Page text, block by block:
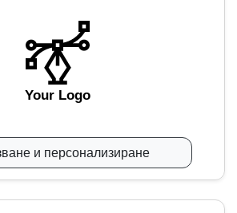
Your Logo
и персонализиране